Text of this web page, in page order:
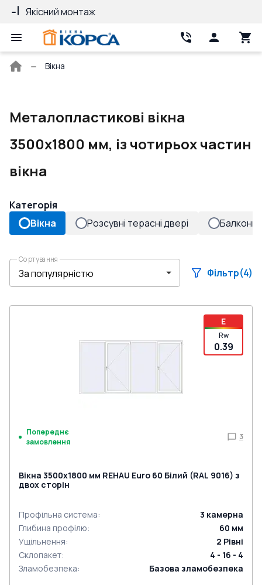
Якісний монтаж
Головна
Вікна
Металопластикові вікна
3500x1800 мм, із чотирьох частин
вікна
Категорія
Вікна
Розсувні терасні двері Балконні
Сортування
Фільтр(4)
E
Rw
0.39
Попереднє
замовлення
3
Вікна 3500x1800 мм REHAU Euro 60 Білий (RAL 9016) з
двох сторін
Профільна система: 3 камерна
Глибина профілю: 60 мм
Ущільнення: 2 Рівні
Склопакет:
4 - 16 - 4
Зламобезпека: Базова зламобезпека